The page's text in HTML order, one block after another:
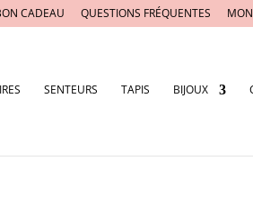
CADEAU QUESTIONS FRÉQUENTES
SENTEURS TAPIS BIJOUX